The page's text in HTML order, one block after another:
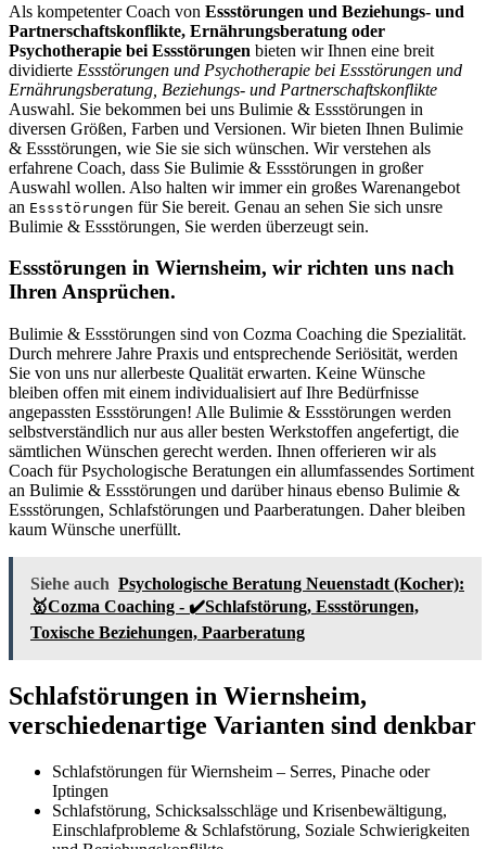
Als kompetenter Coach von Essstörungen und Beziehungs- und
Partnerschaftskonflikte, Ernährungsberatung oder
Psychotherapie bei Essstörungen bieten wir Ihnen eine breit
dividierte Essstörungen und Psychotherapie bei Essstörungen und
Ernährungsberatung, Beziehungs- und Partnerschaftskonflikte
Auswahl. Sie bekommen bei uns Bulimie & Essstörungen in
diversen Größen, Farben und Versionen. Wir bieten Ihnen Bulimie
& Essstörungen, wie Sie sie sich wünschen. Wir verstehen als
erfahrene Coach, dass Sie Bulimie & Essstörungen in großer
Auswahl wollen. Also halten wir immer ein großes Warenangebot
an Essstörungen für Sie bereit. Genau an sehen Sie sich unsre
Bulimie & Essstörungen, Sie werden überzeugt sein.
Essstörungen in Wiernsheim, wir richten uns nach
Ihren Ansprüchen.
Bulimie & Essstörungen sind von Cozma Coaching die Spezialität.
Durch mehrere Jahre Praxis und entsprechende Seriösität, werden
Sie von uns nur allerbeste Qualität erwarten. Keine Wünsche
bleiben offen mit einem individualisiert auf Ihre Bedürfnisse
angepassten Essstörungen! Alle Bulimie & Essstörungen werden
selbstverständlich nur aus aller besten Werkstoffen angefertigt, die
sämtlichen Wünschen gerecht werden. Ihnen offerieren wir als
Coach für Psychologische Beratungen ein allumfassendes Sortiment
an Bulimie & Essstörungen und darüber hinaus ebenso Bulimie &
Essstörungen, Schlafstörungen und Paarberatungen. Daher bleiben
kaum Wünsche unerfüllt.
Siehe auch Psychologische Beratung Neuenstadt (Kocher):
🥇Cozma Coaching - ✔️Schlafstörung, Essstörungen,
Toxische Beziehungen, Paarberatung
Schlafstörungen in Wiernsheim,
verschiedenartige Varianten sind denkbar
Schlafstörungen für Wiernsheim – Serres, Pinache oder
Iptingen
Schlafstörung, Schicksalsschläge und Krisenbewältigung,
Einschlafprobleme & Schlafstörung, Soziale Schwierigkeiten